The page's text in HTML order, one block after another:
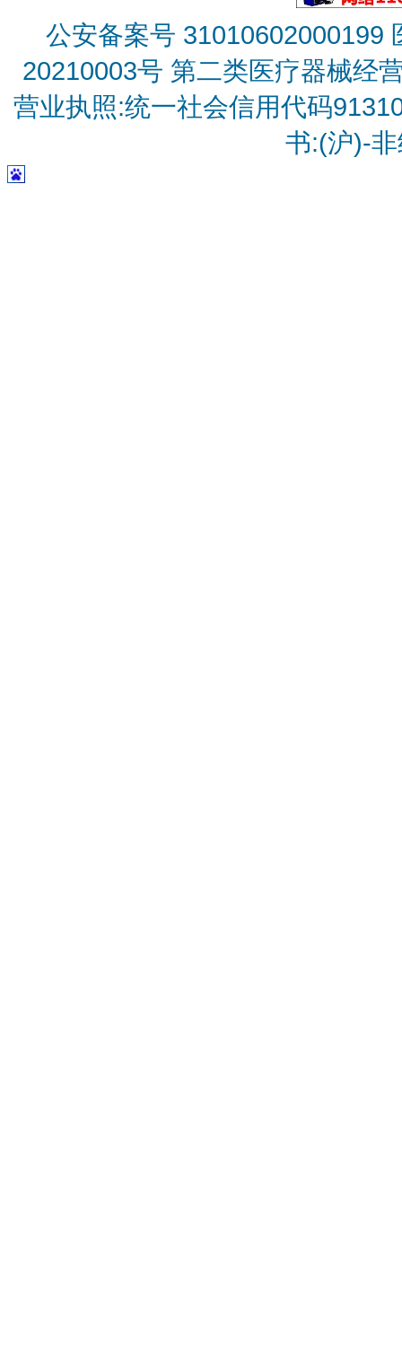
公安备案号 31010602000199
20210003号 第二类医疗器械经
营业执照:统一社会信用代码
书:(沪)-